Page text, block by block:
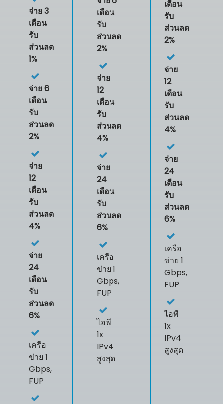
จ่าย 3
เดือน
รับ
ส่วนลด
1%
จ่าย 6
เดือน
รับ
ส่วนลด
2%
จ่าย
12
เดือน
รับ
ส่วนลด
4%
จ่าย
24
เดือน
รับ
ส่วนลด
6%
เครือ
ข่าย 1
Gbps,
FUP
เดือน
รับ
ส่วนลด
2%
จ่าย
12
เดือน
รับ
ส่วนลด
4%
จ่าย
24
เดือน
รับ
ส่วนลด
6%
เครือ
ข่าย 1
Gbps,
FUP
ไอพี
1x
IPv4
สูงสุด
เดือน
รับ
ส่วนลด
2%
จ่าย
12
เดือน
รับ
ส่วนลด
4%
จ่าย
24
เดือน
รับ
ส่วนลด
6%
เครือ
ข่าย 1
Gbps,
FUP
ไอพี
1x
IPv4
สูงสุด